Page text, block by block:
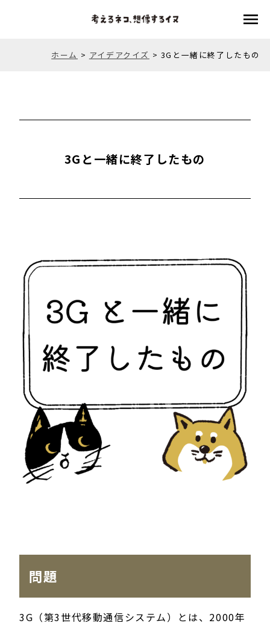
menu
ホーム > アイデアクイズ > 3Gと一緒に終了したもの
3Gと一緒に終了したもの
問題
3G（第3世代移動通信システム）とは、2000年